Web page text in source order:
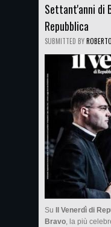
Settant'anni di
Repubblica
SUBMITTED BYROBERTO
Su Il Venerdì di
Bravo, la più